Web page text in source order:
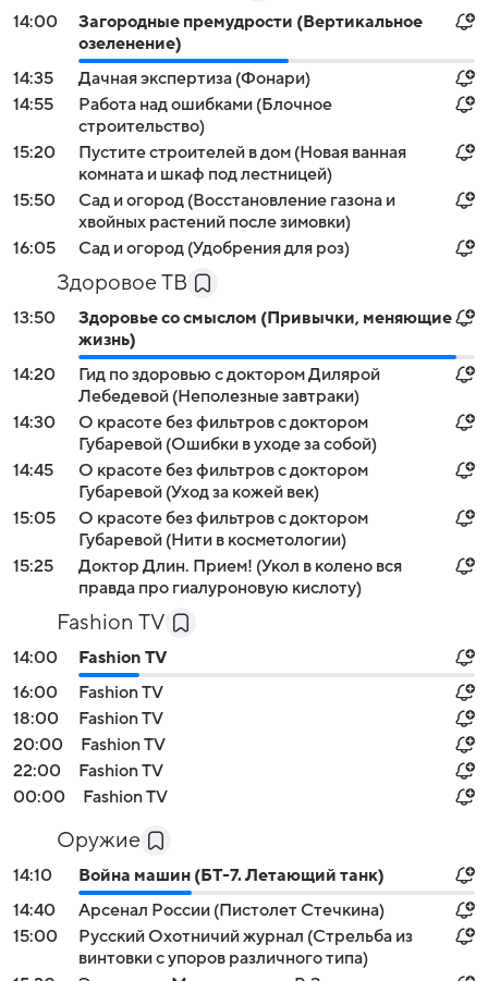
14:00
Загородные премудрости (Вертикальное
озеленение)
14:35
Дачная экспертиза (Фонари)
14:55
Работа над ошибками (Блочное
строительство)
15:20
Пустите строителей в дом (Новая ванная
комната и шкаф под лестницей)
15:50
Сад и огород (Восстановление газона и
хвойных растений после зимовки)
16:05
Сад и огород (Удобрения для роз)
Здоровое ТВ
13:50
Здоровье со смыслом (Привычки, меняющие
жизнь)
14:20
Гид по здоровью с доктором Дилярой
Лебедевой (Неполезные завтраки)
14:30
О красоте без фильтров с доктором
Губаревой (Ошибки в уходе за собой)
14:45
О красоте без фильтров с доктором
Губаревой (Уход за кожей век)
15:05
О красоте без фильтров с доктором
Губаревой (Нити в косметологии)
15:25
Доктор Длин. Прием! (Укол в колено вся
правда про гиалуроновую кислоту)
Fashion TV
14:00
Fashion TV
16:00
Fashion TV
18:00
Fashion TV
20:00
Fashion TV
22:00
Fashion TV
00:00
Fashion TV
Оружие
14:10
Война машин (БТ-7. Летающий танк)
14:40
Арсенал России (Пистолет Стечкина)
15:00
Русский Охотничий журнал (Стрельба из
винтовки с упоров различного типа)